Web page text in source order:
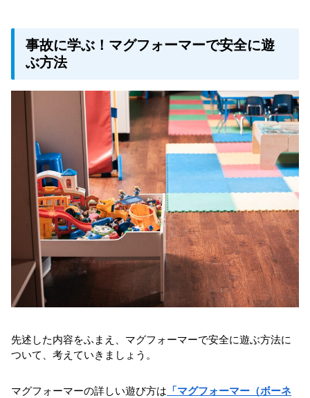
事故に学ぶ！マグフォーマーで安全に遊
ぶ方法
先述した内容をふまえ、マグフォーマーで安全に遊ぶ方法に
ついて、考えていきましょう。
マグフォーマーの詳しい遊び方は 「マグフォーマー（ボーネ